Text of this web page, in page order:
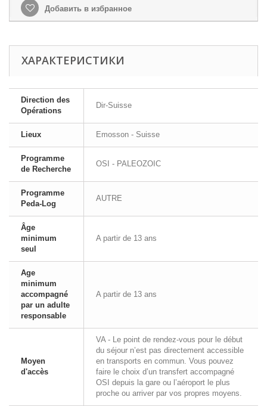
Добавить в избранное
ХАРАКТЕРИСТИКИ
Direction des
Opérations
Dir-Suisse
Lieux Emosson - Suisse
Programme
de Recherche
OSI - PALEOZOIC
Programme
Peda-Log
AUTRE
Âge
minimum
seul
A partir de 13 ans
Age
minimum
accompagné
par un adulte
responsable
A partir de 13 ans
Moyen
d'accès
VA - Le point de rendez-vous pour le début
du séjour n’est pas directement accessible
en transports en commun. Vous pouvez
faire le choix d’un transfert accompagné
OSI depuis la gare ou l’aéroport le plus
proche ou arriver par vos propres moyens.